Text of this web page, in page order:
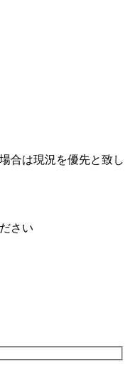
合は現況を優先と致し
さい